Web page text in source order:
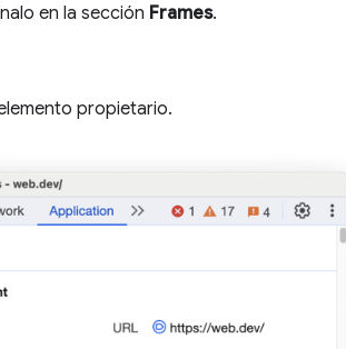
en la sección Frames.
propietario.